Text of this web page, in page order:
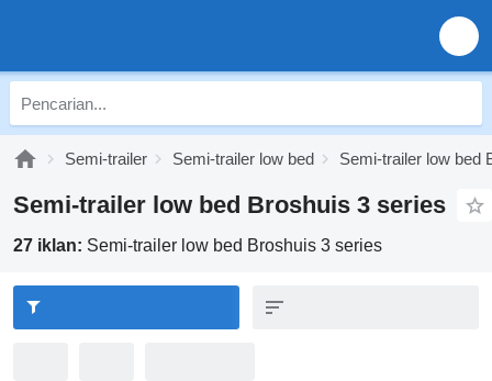
Semi-trailer Semi-trailer low bed Semi-trailer low bed
Semi-trailer low bed Broshuis 3 series
27 iklan: Semi-trailer low bed Broshuis 3 series